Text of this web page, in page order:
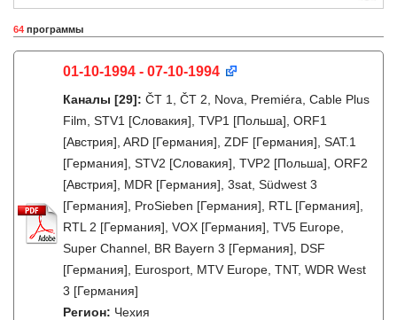
64 программы
01-10-1994 - 07-10-1994
Каналы [29]: ČT 1, ČT 2, Nova, Premiéra, Cable Plus
Film, STV1 [Словакия], TVP1 [Польша], ORF1
[Австрия], ARD [Германия], ZDF [Германия], SAT.1
[Германия], STV2 [Словакия], TVP2 [Польша], ORF2
[Австрия], MDR [Германия], 3sat, Südwest 3
[Германия], ProSieben [Германия], RTL [Германия],
RTL 2 [Германия], VOX [Германия], TV5 Europe,
Super Channel, BR Bayern 3 [Германия], DSF
[Германия], Eurosport, MTV Europe, TNT, WDR West
3 [Германия]
Регион: Чехия